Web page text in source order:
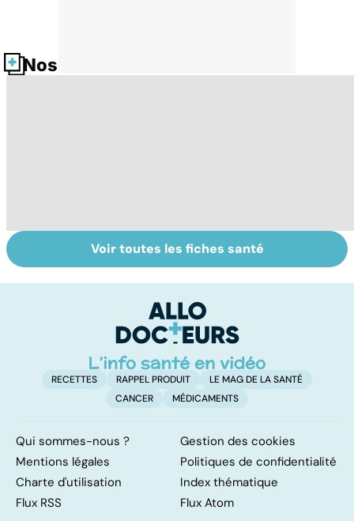
Nos fiches santé
Pneumothorax :
quand l'air
La méningite : à
traiter en
Voir toutes les fiches santé
RECETTES RAPPEL PRODUIT
LE MAG DE LA SANTÉ
CANCER
MÉDICAMENTS
Qui sommes-nous ?
Gestion des cookies
Mentions légales
Politiques de confidentialité
Charte d'utilisation
Index thématique
Flux RSS
Flux Atom